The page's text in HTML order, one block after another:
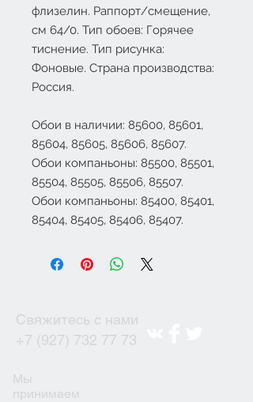
флизелин. Раппорт/смещение,
см 64/0. Тип обоев: Горячее
тиснение. Тип рисунка:
Фоновые. Страна производства:
Россия.
Обои в наличии: 85600, 85601,
85604, 85605, 85606, 85607.
Обои компаньоны: 85500, 85501,
85504, 85505, 85506, 85507.
Обои компаньоны: 85400, 85401,
85404, 85405, 85406, 85407.
Свяжитесь с нами
+7 (927) 732 77 73
Мы
принимаем